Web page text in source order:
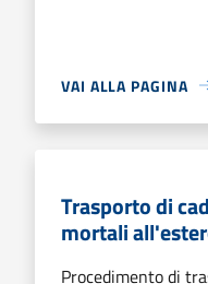
VAI ALLA PAGINA
Trasporto di
mortali
Procedimento di